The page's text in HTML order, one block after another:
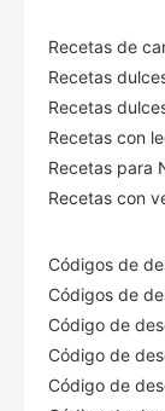
Recetas de
Recetas
Recetas
Recetas con
Recetas para
Recetas con
Códigos de
Códigos de
Código de
Código de
Código de